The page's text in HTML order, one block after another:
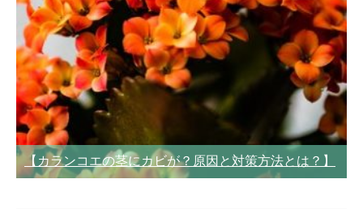
【カランコエの茎にカビが？原因と対策方法とは？】